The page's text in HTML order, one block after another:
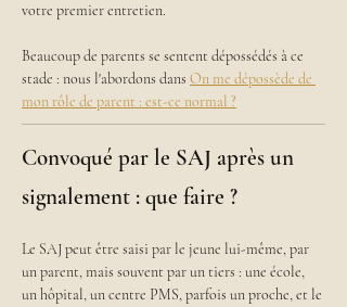
votre premier entretien.
Beaucoup de parents se sentent dépossédés à ce
stade : nous l'abordons dans On me dépossède de
mon rôle de parent : est-ce normal ?
Convoqué par le SAJ après un
signalement : que faire ?
Le SAJ peut être saisi par le jeune lui-même, par
un parent, mais souvent par un tiers : une école,
un hôpital, un centre PMS, parfois un proche, et le